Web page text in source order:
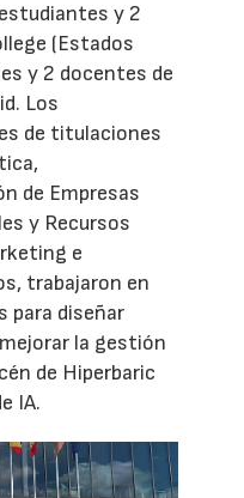
y 2
(Estados
y 2 docentes de
Los
de titulaciones
de Empresas
y Recursos
e
trabajaron en
para diseñar
la gestión
de Hiperbaric
IA.